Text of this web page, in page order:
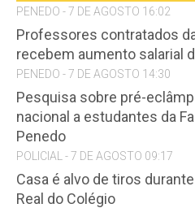
PENEDO - 7 DE AGOSTO 16:02
Professores contratados
recebem aumento salarial
PENEDO - 7 DE AGOSTO 14:30
Pesquisa sobre pré-
nacional a estudantes da
Penedo
POLICIAL - 7 DE AGOSTO 09:17
Casa é alvo de tiros
Real do Colégio